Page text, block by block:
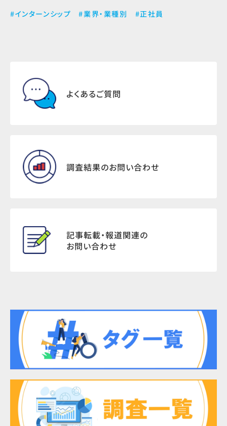
#インターンシップ
#業界・業種別 #正社員
よくあるご質問
調査結果のお問い合わせ
記事転載・報道関連の
お問い合わせ